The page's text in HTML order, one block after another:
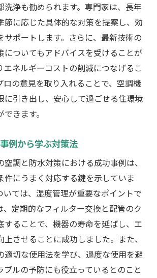
洗浄も勧められます。専門家は、長年
節に応じた具体的な対策を提案し、効
サポートします。さらに、最新技術の
についてもアドバイスを受けることが
エネルギーコストの削減につなげるこ
ロの意見を取り入れることで、空調機
に引き出し、安心して過ごせる住環境
きます。
例から学ぶ対策法
調と防水対策における成功事例は、
件にうまく対応する鍵を示していま
いては、湿度管理が重要なポイントで
、定期的なフィルター交換と配管のク
することで、機器の寿命を延ばし、エ
上させることに成功しました。また、
適切な使用法を学び、過度な使用を避
ブルの予防にも役立っているとのこと